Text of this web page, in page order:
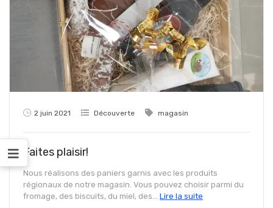
2 juin 2021 Découverte magasin
Faites plaisir!
Nous réalisons des paniers garnis avec les produits
régionaux de notre magasin. Vous pouvez choisir parmi du
fromage, des biscuits, du miel, des... Lire la suite